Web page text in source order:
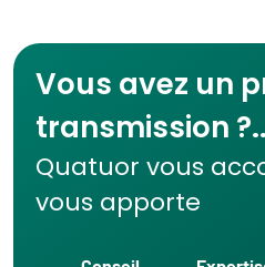
Vous avez un
transmission
Quatuor vous
vous apporte